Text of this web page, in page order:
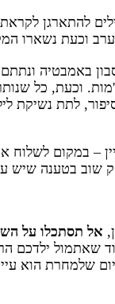
להתארגן
וכעת נשארו
באמבטיה
וכעת, כל
לתת נשיקת
– במקום לשלוח
שוב בטענה שיש
אל תסתכלו על
שאתמול ילדכם
בשעה 19:00, ביום שלמחרת